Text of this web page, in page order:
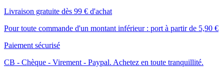
Livraison gratuite dès 99 € d'achat
Pour toute commande d'un montant inférieur : port à partir de 5,90 €
Paiement sécurisé
CB - Chèque - Virement - Paypal. Achetez en toute tranquillité.